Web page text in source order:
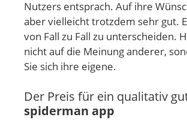
Nutzers entsprach. Auf ihre
aber vielleicht trotzdem sehr gut.
von Fall zu Fall zu unterscheiden.
nicht auf die Meinung anderer,
Sie sich ihre eigene.
Der Preis für ein qualitativ
spiderman app